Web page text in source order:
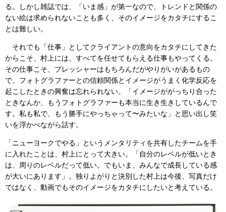
る。しかし雑誌では、「いま感」が第一なので、トレンドと関係の
ない絵は求められないことも多く、そのイメージをカタチにするこ
とは難しい。
それでも「仕事」としてクライアントの意向をカタチにしてきた
からこそ、村上には、すべてを任せてもらえる仕事もやってくる。
その仕事こそ、プレッシャーはもちろんだがやりがいがあるもの
で、フォトグラファーとの信頼関係とイメージがうまく化学反応を
起こしたときの興奮は忘れられない。「イメージががっちり合った
ときなんか、もうフォトグラファーも本当に生き生きしているんで
す。私も私で、もう勝手にやっちゃって〜みたいな」と思い出し笑
いを浮かべながら話す。
「ニューヨークでやる」というメンタリティを共有したチームを手
に入れたことは、村上にとって大きい。「自分のレベルが低いとき
は、周りのレベルだって低い。でもいま、みんなで成長している感
が大いにあります」。独りよがりと決別した村上は今後、写真だけ
ではなく、動画でもそのイメージをカタチにしたいと考えている。